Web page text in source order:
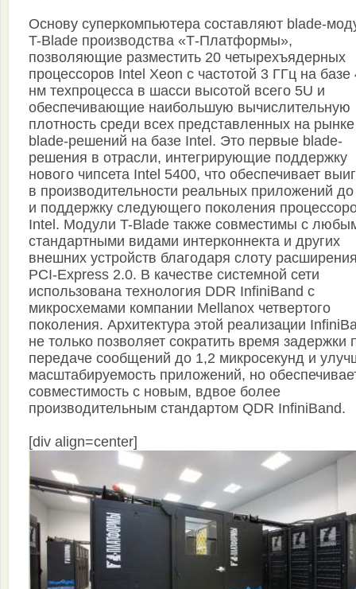
Основу суперкомпьютера составляют blade-
T-Blade производства «Т-Платформы»,
позволяющие разместить 20 четырехъядерных
процессоров Intel Xeon с частотой 3 ГГц на базе
нм техпроцесса в шасси высотой всего 5U и
обеспечивающие наибольшую вычислительную
плотность среди всех представленных на рынке
blade-решений на базе Intel. Это первые blade-
решения в отрасли, интегрирующие поддержку
нового чипсета Intel 5400, что обеспечивает
в производительности реальных приложений
и поддержку следующего поколения
Intel. Модули T-Blade также совместимы с
стандартными видами интерконнекта и других
внешних устройств благодаря слоту
PCI-Express 2.0. В качестве системной сети
использована технология DDR InfiniBand с
микросхемами компании Mellanox четвертого
поколения. Архитектура этой реализации
не только позволяет сократить время задержки
передаче сообщений до 1,2 микросекунд и
масштабируемость приложений, но
совместимость с новым, вдвое более
производительным стандартом QDR InfiniBand.
[div align=center]